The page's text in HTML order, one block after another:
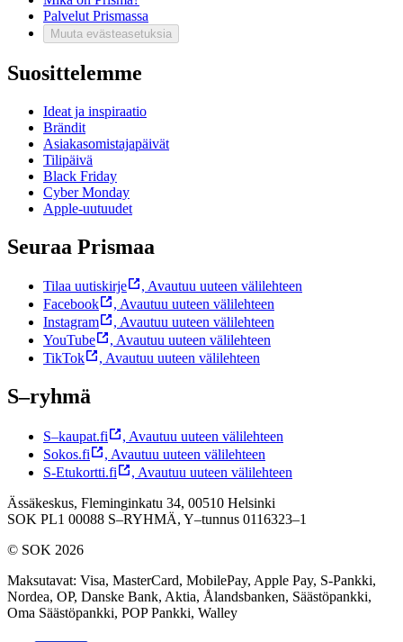
Palvelut Prismassa
Muuta evästeasetuksia
Suosittelemme
Ideat ja inspiraatio
Brändit
Asiakasomistajapäivät
Tilipäivä
Black Friday
Cyber Monday
Apple-uutuudet
Seuraa Prismaa
Tilaa uutiskirje , Avautuu uuteen välilehteen
Facebook
, Avautuu uuteen välilehteen
Instagram
, Avautuu uuteen välilehteen
YouTube
, Avautuu uuteen välilehteen
TikTok
, Avautuu uuteen välilehteen
S–ryhmä
S–kaupat.fi , Avautuu uuteen välilehteen
Sokos.fi
, Avautuu uuteen välilehteen
S-Etukortti.fi
, Avautuu uuteen välilehteen
Ässäkeskus, Fleminginkatu 34, 00510 Helsinki
SOK PL1 00088 S–RYHMÄ, Y–tunnus 0116323–1
© SOK 2026
Maksutavat: Visa, MasterCard, MobilePay, Apple Pay, S-Pankki,
Nordea, OP, Danske Bank, Aktia, Ålandsbanken, Säästöpankki,
Oma Säästöpankki, POP Pankki, Walley